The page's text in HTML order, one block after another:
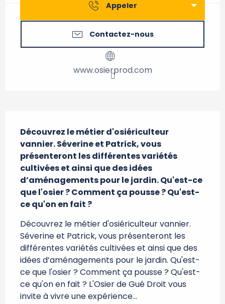
Appeler
Contactez-nous
www.osierprod.com
Découvrez le métier d'osiériculteur
vannier. Séverine et Patrick, vous
présenteront les différentes variétés
cultivées et ainsi que des idées
d’aménagements pour le jardin. Qu'est-ce
que l'osier ? Comment ça pousse ? Qu'est-
ce qu'on en fait ?
Découvrez le métier d'osiériculteur vannier.
Séverine et Patrick, vous présenteront les
différentes variétés cultivées et ainsi que des
idées d’aménagements pour le jardin. Qu'est-
ce que l'osier ? Comment ça pousse ? Qu'est-
ce qu'on en fait ? L'Osier de Gué Droit vous
invite à vivre une expérience...